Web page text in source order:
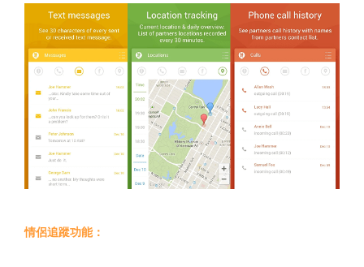
情侶追蹤功能：